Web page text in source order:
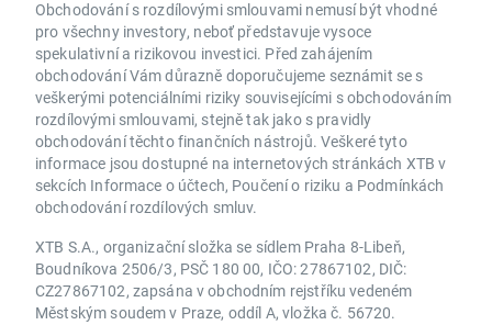
Obchodování s rozdílovými smlouvami nemusí být vhodné
pro všechny investory, neboť představuje vysoce
spekulativní a rizikovou investici. Před zahájením
obchodování Vám důrazně doporučujeme seznámit se s
veškerými potenciálními riziky souvisejícími s obchodováním
rozdílovými smlouvami, stejně tak jako s pravidly
obchodování těchto finančních nástrojů. Veškeré tyto
informace jsou dostupné na internetových stránkách XTB v
sekcích Informace o účtech, Poučení o riziku a Podmínkách
obchodování rozdílových smluv.
XTB S.A., organizační složka se sídlem Praha 8-Libeň,
Boudníkova 2506/3, PSČ 180 00, IČO: 27867102, DIČ:
CZ27867102, zapsána v obchodním rejstříku vedeném
Městským soudem v Praze, oddíl A, vložka č. 56720.